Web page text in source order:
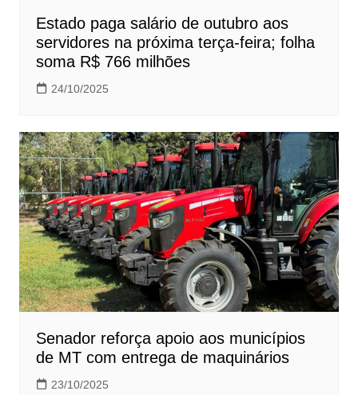
Estado paga salário de outubro aos
servidores na próxima terça-feira; folha
soma R$ 766 milhões
24/10/2025
Senador reforça apoio aos municípios
de MT com entrega de maquinários
23/10/2025